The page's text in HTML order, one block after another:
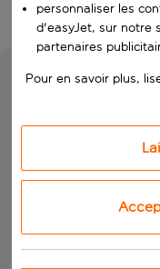
personnaliser les
d'easyJet, sur notre
partenaires
Pour en savoir plus,